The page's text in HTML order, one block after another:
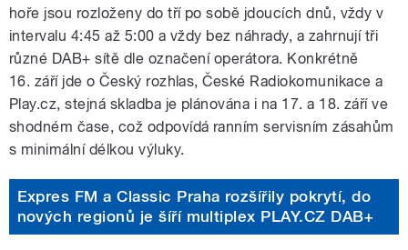
hoře jsou rozloženy do tří po sobě jdoucích dnů, vždy v
intervalu 4:45 až 5:00 a vždy bez náhrady, a zahrnují tři
různé DAB+ sítě dle označení operátora. Konkrétně
16. září jde o Český rozhlas, České Radiokomunikace a
Play.cz, stejná skladba je plánována i na 17. a 18. září ve
shodném čase, což odpovídá ranním servisním zásahům
s minimální délkou výluky.
Expres FM a Classic Praha rozšířily pokrytí, do
nových regionů je šíří multiplex PLAY.CZ DAB+